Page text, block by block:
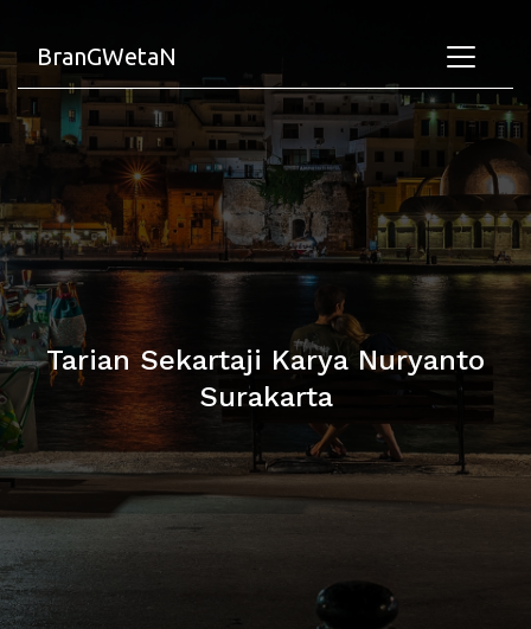
BranGWetaN
Tarian Sekartaji Karya Nuryanto
Surakarta